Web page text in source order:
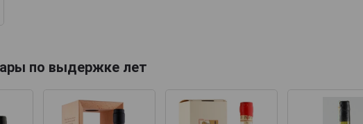
по выдержке лет